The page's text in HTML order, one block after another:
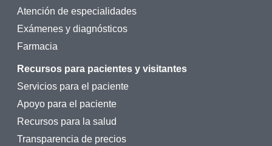
Atención de especialidades
Exámenes y diagnósticos
Farmacia
Recursos para pacientes y visitantes
Servicios para el paciente
Apoyo para el paciente
Recursos para la salud
Transparencia de precios